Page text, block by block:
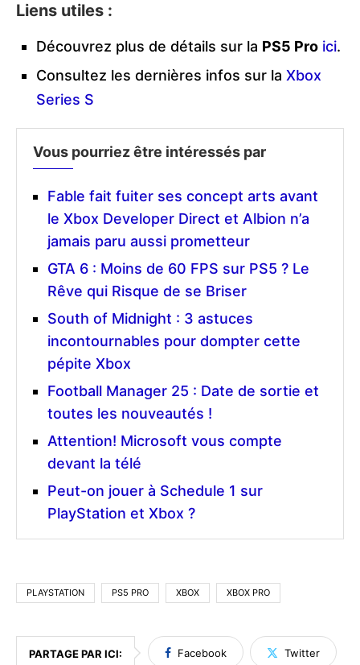
Liens utiles :
Découvrez plus de détails sur la PS5 Pro ici.
Consultez les dernières infos sur la Xbox
Series S
Vous pourriez être intéressés par
Fable fait fuiter ses concept arts avant
le Xbox Developer Direct et Albion n’a
jamais paru aussi prometteur
GTA 6 : Moins de 60 FPS sur PS5 ? Le
Rêve qui Risque de se Briser
South of Midnight : 3 astuces
incontournables pour dompter cette
pépite Xbox
Football Manager 25 : Date de sortie et
toutes les nouveautés !
Attention! Microsoft vous compte
devant la télé
Peut-on jouer à Schedule 1 sur
PlayStation et Xbox ?
PLAYSTATION PS5 PRO XBOX XBOX PRO
PARTAGE PAR ICI: Facebook Twitter